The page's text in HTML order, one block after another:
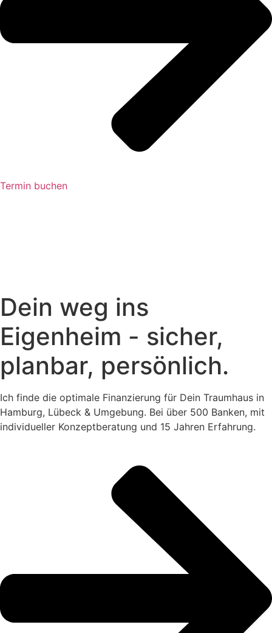
Termin buchen
Dein weg ins
Eigenheim - sicher,
planbar, persönlich.
Ich finde die optimale Finanzierung für Dein Traumhaus in
Hamburg, Lübeck & Umgebung. Bei über 500 Banken, mit
individueller Konzeptberatung und 15 Jahren Erfahrung.